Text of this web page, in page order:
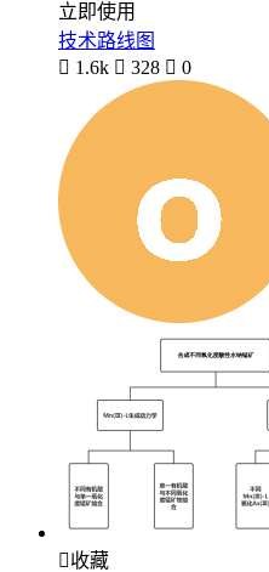
立即使用
技术路线图
 1.6k  328  0
收藏